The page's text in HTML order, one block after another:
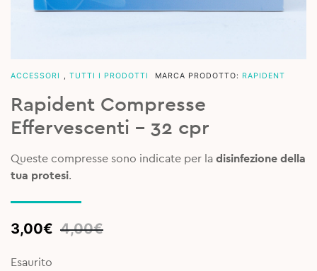
ACCESSORI TUTTI I PRODOTTI MARCA PRODOTTO: RAPIDENT
Rapident Compresse
Effervescenti – 32 cpr
Queste compresse sono indicate per la disinfezione della
tua protesi.
4,00€
Original
was:
3,00€
Current
is:
Esaurito